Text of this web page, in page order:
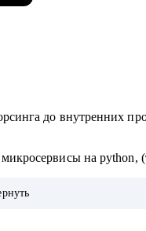
до внутренних
микросервисы на